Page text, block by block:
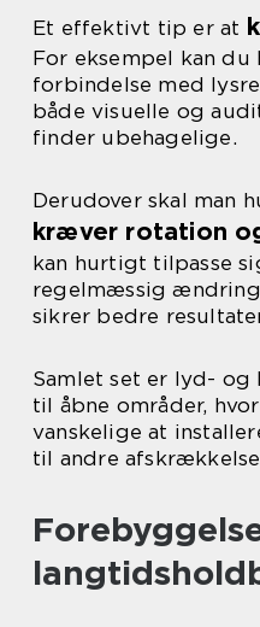
Et effektivt tip er at
For eksempel kan
forbindelse med
både visuelle og
finder ubehagelige.
Derudover skal man
kræver rotation
kan hurtigt tilpasse
regelmæssig
sikrer bedre
Samlet set er lyd- og
til åbne områder,
vanskelige at
til andre